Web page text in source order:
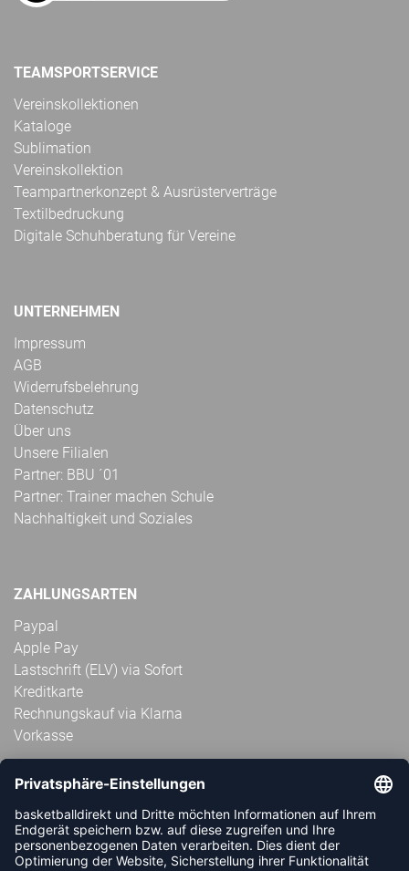
TEAMSPORTSERVICE
Vereinskollektionen
Kataloge
Sublimation
Vereinskollektion
Teampartnerkonzept & Ausrüsterverträge
Textilbedruckung
Digitale Schuhberatung für Vereine
UNTERNEHMEN
Impressum
AGB
Widerrufsbelehrung
Datenschutz
Über uns
Unsere Filialen
Partner: BBU ´01
Partner: Trainer machen Schule
Nachhaltigkeit und Soziales
ZAHLUNGSARTEN
Paypal
Apple Pay
Lastschrift (ELV) via Sofort
Kreditkarte
Rechnungskauf via Klarna
Vorkasse
ABONNIERE JETZT DEN KOSTENLOSEN
HANDBALLDIREKT-NEWSLETTER UND VERPASSE KEINE
NEUIGKEIT ODER AKTION MEHR.